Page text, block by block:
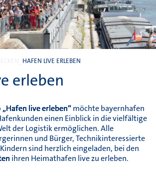
HAFEN LIVE ERLEBEN
erleben
„Hafen live erleben“möchte bayernhafen
einen Einblick in die vielfältige
der Logistik ermöglichen. Alle
und Bürger, Technikinteressierte
sind herzlich eingeladen, bei den
ihren Heimathafen live zu erleben.